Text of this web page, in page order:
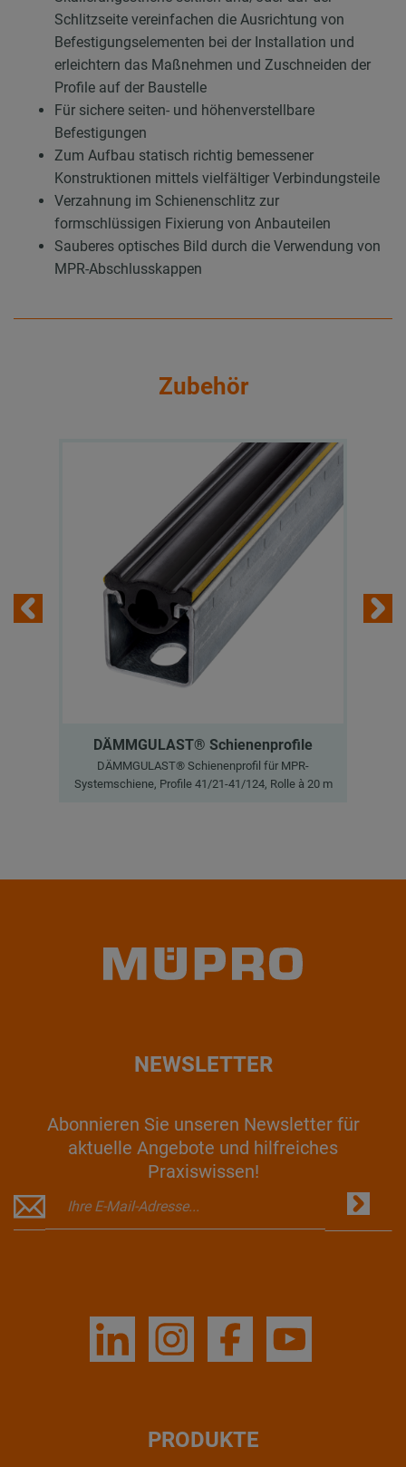
Schlitzseite vereinfachen die Ausrichtung von
Befestigungselementen bei der Installation und
erleichtern das Maßnehmen und Zuschneiden der
Profile auf der Baustelle
Für sichere seiten- und höhenverstellbare
Befestigungen
Zum Aufbau statisch richtig bemessener
Konstruktionen mittels vielfältiger Verbindungsteile
Verzahnung im Schienenschlitz zur
formschlüssigen Fixierung von Anbauteilen
Sauberes optisches Bild durch die Verwendung von
MPR-Abschlusskappen
Zubehör
DÄMMGULAST® Schienenprofile
DÄMMGULAST® Schienenprofil für MPR-
Systemschiene, Profile 41/21-41/124, Rolle à 20 m
NEWSLETTER
Abonnieren Sie unseren Newsletter für
aktuelle Angebote und hilfreiches
Praxiswissen!
PRODUKTE